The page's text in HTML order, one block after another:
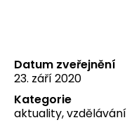
Datum zveřejnění
23. září 2020
Kategorie
aktuality,vzdělávání